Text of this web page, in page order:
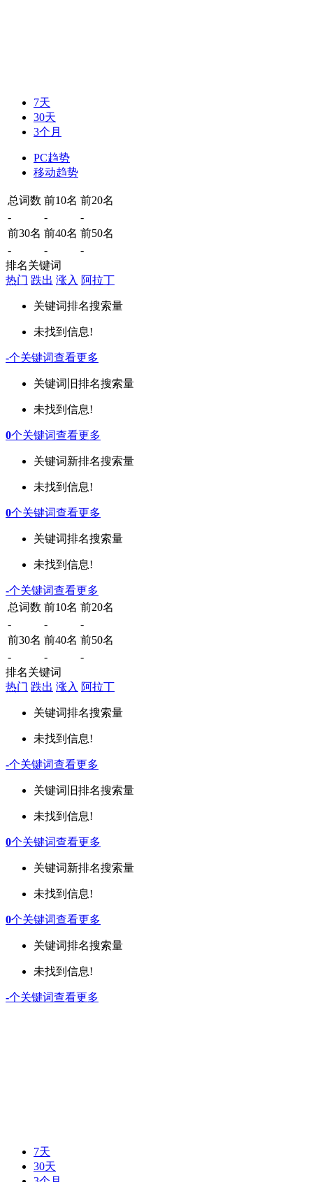
7天
30天
3个月
PC趋势
移动趋势
总词数 前10名 前20名
-
-
-
前30名 前40名 前50名
-
-
-
排名关键词
热门 跌出 涨入 阿拉丁
关键词排名搜索量
未找到信息!
-个关键词查看更多
关键词 旧排名搜索量
未找到信息!
0个关键词查看更多
关键词新排名搜索量
未找到信息!
0个关键词查看更多
关键词排名搜索量
未找到信息!
-个关键词查看更多
总词数 前10名 前20名
-
-
-
前30名 前40名 前50名
-
-
-
排名关键词
热门 跌出 涨入 阿拉丁
关键词排名搜索量
未找到信息!
-个关键词查看更多
关键词 旧排名搜索量
未找到信息!
0个关键词查看更多
关键词新排名搜索量
未找到信息!
0个关键词查看更多
关键词排名搜索量
未找到信息!
-个关键词查看更多
7天
30天